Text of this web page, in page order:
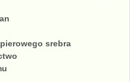
srebra